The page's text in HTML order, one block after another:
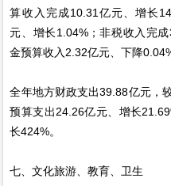
算收入完成10.31亿元、增长
元、增长1.04%；非税收入完
金预算收入2.32亿元、下降
全年地方财政支出39.88亿元，
预算支出24.26亿元、增长
长424%。
七、文化旅游、教育、卫生